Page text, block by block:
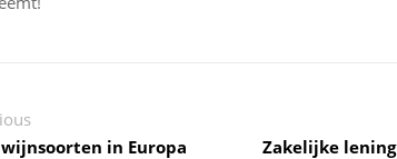
in Europa
Zakelijke